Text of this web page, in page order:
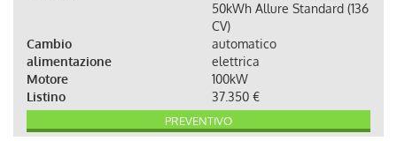
50kWh Allure Standard (136
CV)
Cambio
automatico
alimentazione
elettrica
Motore
100kW
Listino
37.350 €
PREVENTIVO